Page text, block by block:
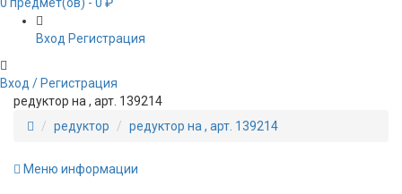
Вход Регистрация
Вход / Регистрация
редуктор на , арт. 139214
редуктор
редуктор на , арт. 139214
Меню информации